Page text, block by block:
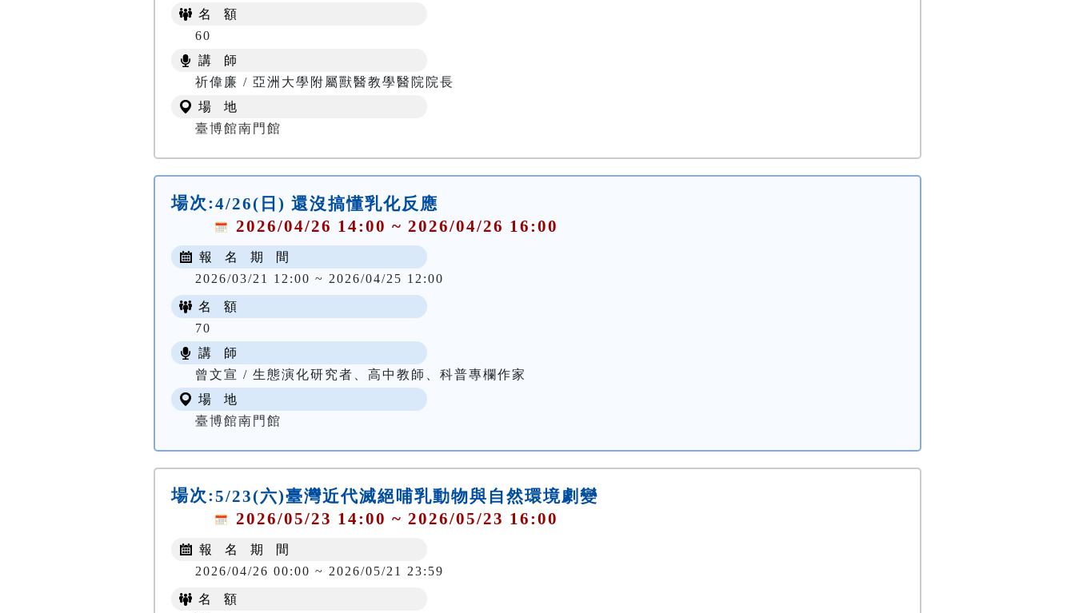
名 額
60
講 師
祈偉廉 / 亞洲大學附屬獸醫教學醫院院長
場 地
臺博館南門館
場次:4/26(日) 還沒搞懂乳化反應
2026/04/26 14:00 ~ 2026/04/26 16:00
報 名 期 間
2026/03/21 12:00 ~ 2026/04/25 12:00
名 額
70
講 師
曾文宣 / 生態演化研究者、高中教師、科普專欄作家
場 地
臺博館南門館
場次:5/23(六)臺灣近代滅絕哺乳動物與自然環境劇變
2026/05/23 14:00 ~ 2026/05/23 16:00
報 名 期 間
2026/04/26 00:00 ~ 2026/05/21 23:59
名 額